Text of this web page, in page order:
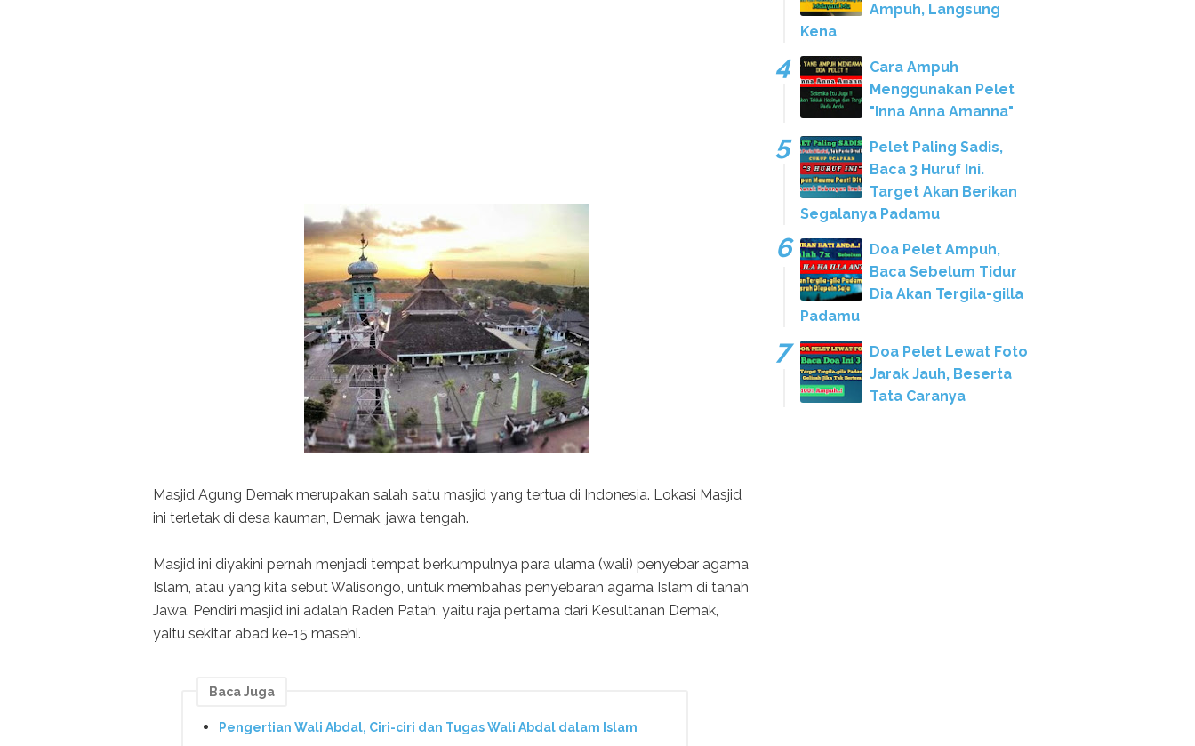
Masjid Agung Demak merupakan salah satu masjid yang tertua di Indonesia. Lokasi Masjid
ini terletak di desa kauman, Demak, jawa tengah.
Masjid ini diyakini pernah menjadi tempat berkumpulnya para ulama (wali) penyebar agama
Islam, atau yang kita sebut Walisongo, untuk membahas penyebaran agama Islam di tanah
Jawa. Pendiri masjid ini adalah Raden Patah, yaitu raja pertama dari Kesultanan Demak,
yaitu sekitar abad ke-15 masehi.
Baca Juga
Pengertian Wali Abdal, Ciri-ciri dan Tugas Wali Abdal dalam Islam
Ampuh, Langsung
Kena
Cara Ampuh
Menggunakan Pelet
"Inna Anna Amanna"
Pelet Paling Sadis,
Baca 3 Huruf Ini.
Target Akan Berikan
Segalanya Padamu
Doa Pelet Ampuh,
Baca Sebelum Tidur
Dia Akan Tergila-gilla
Padamu
Doa Pelet Lewat Foto
Jarak Jauh, Beserta
Tata Caranya